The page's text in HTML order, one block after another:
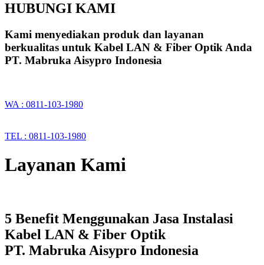
HUBUNGI KAMI
Kami menyediakan produk dan layanan
berkualitas untuk Kabel LAN & Fiber Optik Anda
PT. Mabruka Aisypro Indonesia
WA : 0811-103-1980
TEL : 0811-103-1980
Layanan Kami
5 Benefit Menggunakan Jasa Instalasi
Kabel LAN & Fiber Optik
PT. Mabruka Aisypro Indonesia